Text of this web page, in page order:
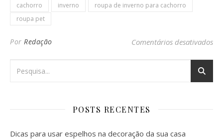
cachorro inverno
roupa de inverno para cachorro
roupa pet
Por Redação Comentários desativados
POSTS RECENTES
Dicas para usar espelhos na decoração da sua casa